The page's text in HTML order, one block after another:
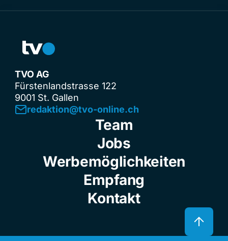
TVO AG
Fürstenlandstrasse 122
9001 St. Gallen
redaktion@tvo-online.ch
Team
Jobs
Werbemöglichkeiten
Empfang
Kontakt